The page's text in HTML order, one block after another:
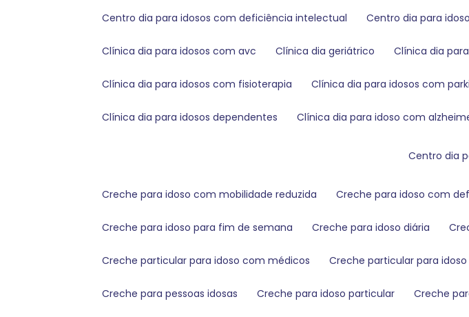
centro dia para idosos com deficiência intelectual centro dia para
clínica dia para idosos com avc clínica dia geriátrico clínica dia
clínica dia para idosos com fisioterapia clínica dia para idosos com
clínica dia para idosos dependentes clínica dia para idoso com
centro dia
creche para idoso com mobilidade reduzida creche para idoso com
creche para idoso para fim de semana creche para idoso diária
creche particular para idoso com médicos creche particular para
creche para pessoas idosas creche para idoso particular creche